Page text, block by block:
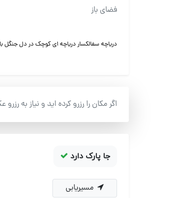
فضای باز
دریاچه سفالکسار دریاچه ای کوچک در دل جنگل
اگر مکان را رزرو کرده اید و نیاز به
جا پارک دارد
مسیریابی